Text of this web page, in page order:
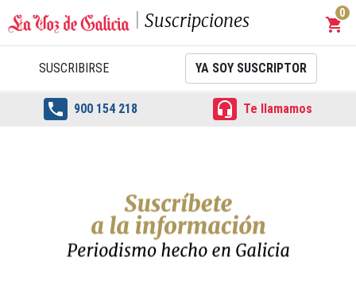
Suscripciones shopping_cart
0
SUSCRIBIRSE YA SOY SUSCRIPTOR
 900 154 218  Te llamamos